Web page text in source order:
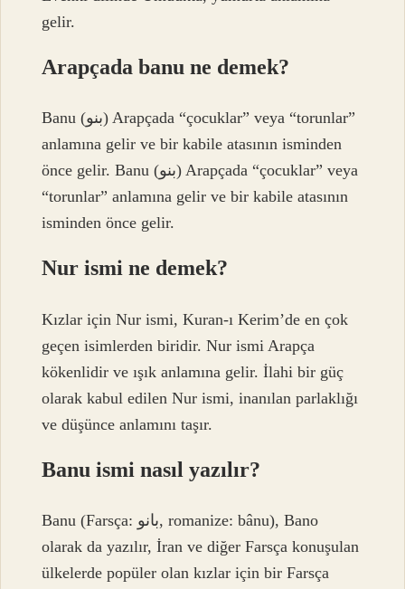
gelir.
Arapçada banu ne demek?
Banu (بنو) Arapçada “çocuklar” veya “torunlar”
anlamına gelir ve bir kabile atasının isminden
önce gelir. Banu (بنو) Arapçada “çocuklar” veya
“torunlar” anlamına gelir ve bir kabile atasının
isminden önce gelir.
Nur ismi ne demek?
Kızlar için Nur ismi, Kuran-ı Kerim’de en çok
geçen isimlerden biridir. Nur ismi Arapça
kökenlidir ve ışık anlamına gelir. İlahi bir güç
olarak kabul edilen Nur ismi, inanılan parlaklığı
ve düşünce anlamını taşır.
Banu ismi nasıl yazılır?
Banu (Farsça: بانو, romanize: bânu), Bano
olarak da yazılır, İran ve diğer Farsça konuşulan
ülkelerde popüler olan kızlar için bir Farsça